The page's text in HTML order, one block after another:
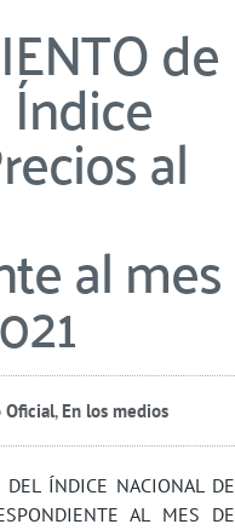
de
al
al mes
Oficial, En los medios
DEL ÍNDICE NACIONAL DE
AL MES DE